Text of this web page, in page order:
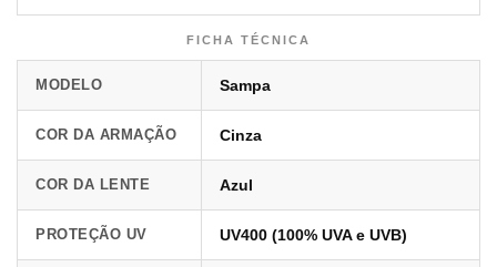
FICHA TÉCNICA
MODELO Sampa
COR DA ARMAÇÃO Cinza
COR DA LENTE Azul
PROTEÇÃO UV UV400 (100% UVA e UVB)